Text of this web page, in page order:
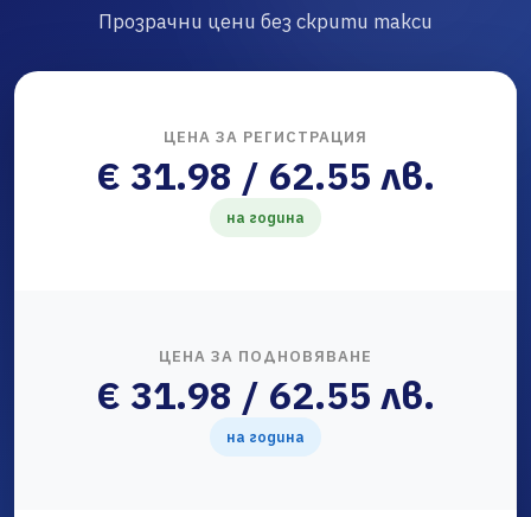
Прозрачни цени без скрити такси
ЦЕНА ЗА РЕГИСТРАЦИЯ
€ 31.98 / 62.55 лв.
на година
ЦЕНА ЗА ПОДНОВЯВАНЕ
€ 31.98 / 62.55 лв.
на година